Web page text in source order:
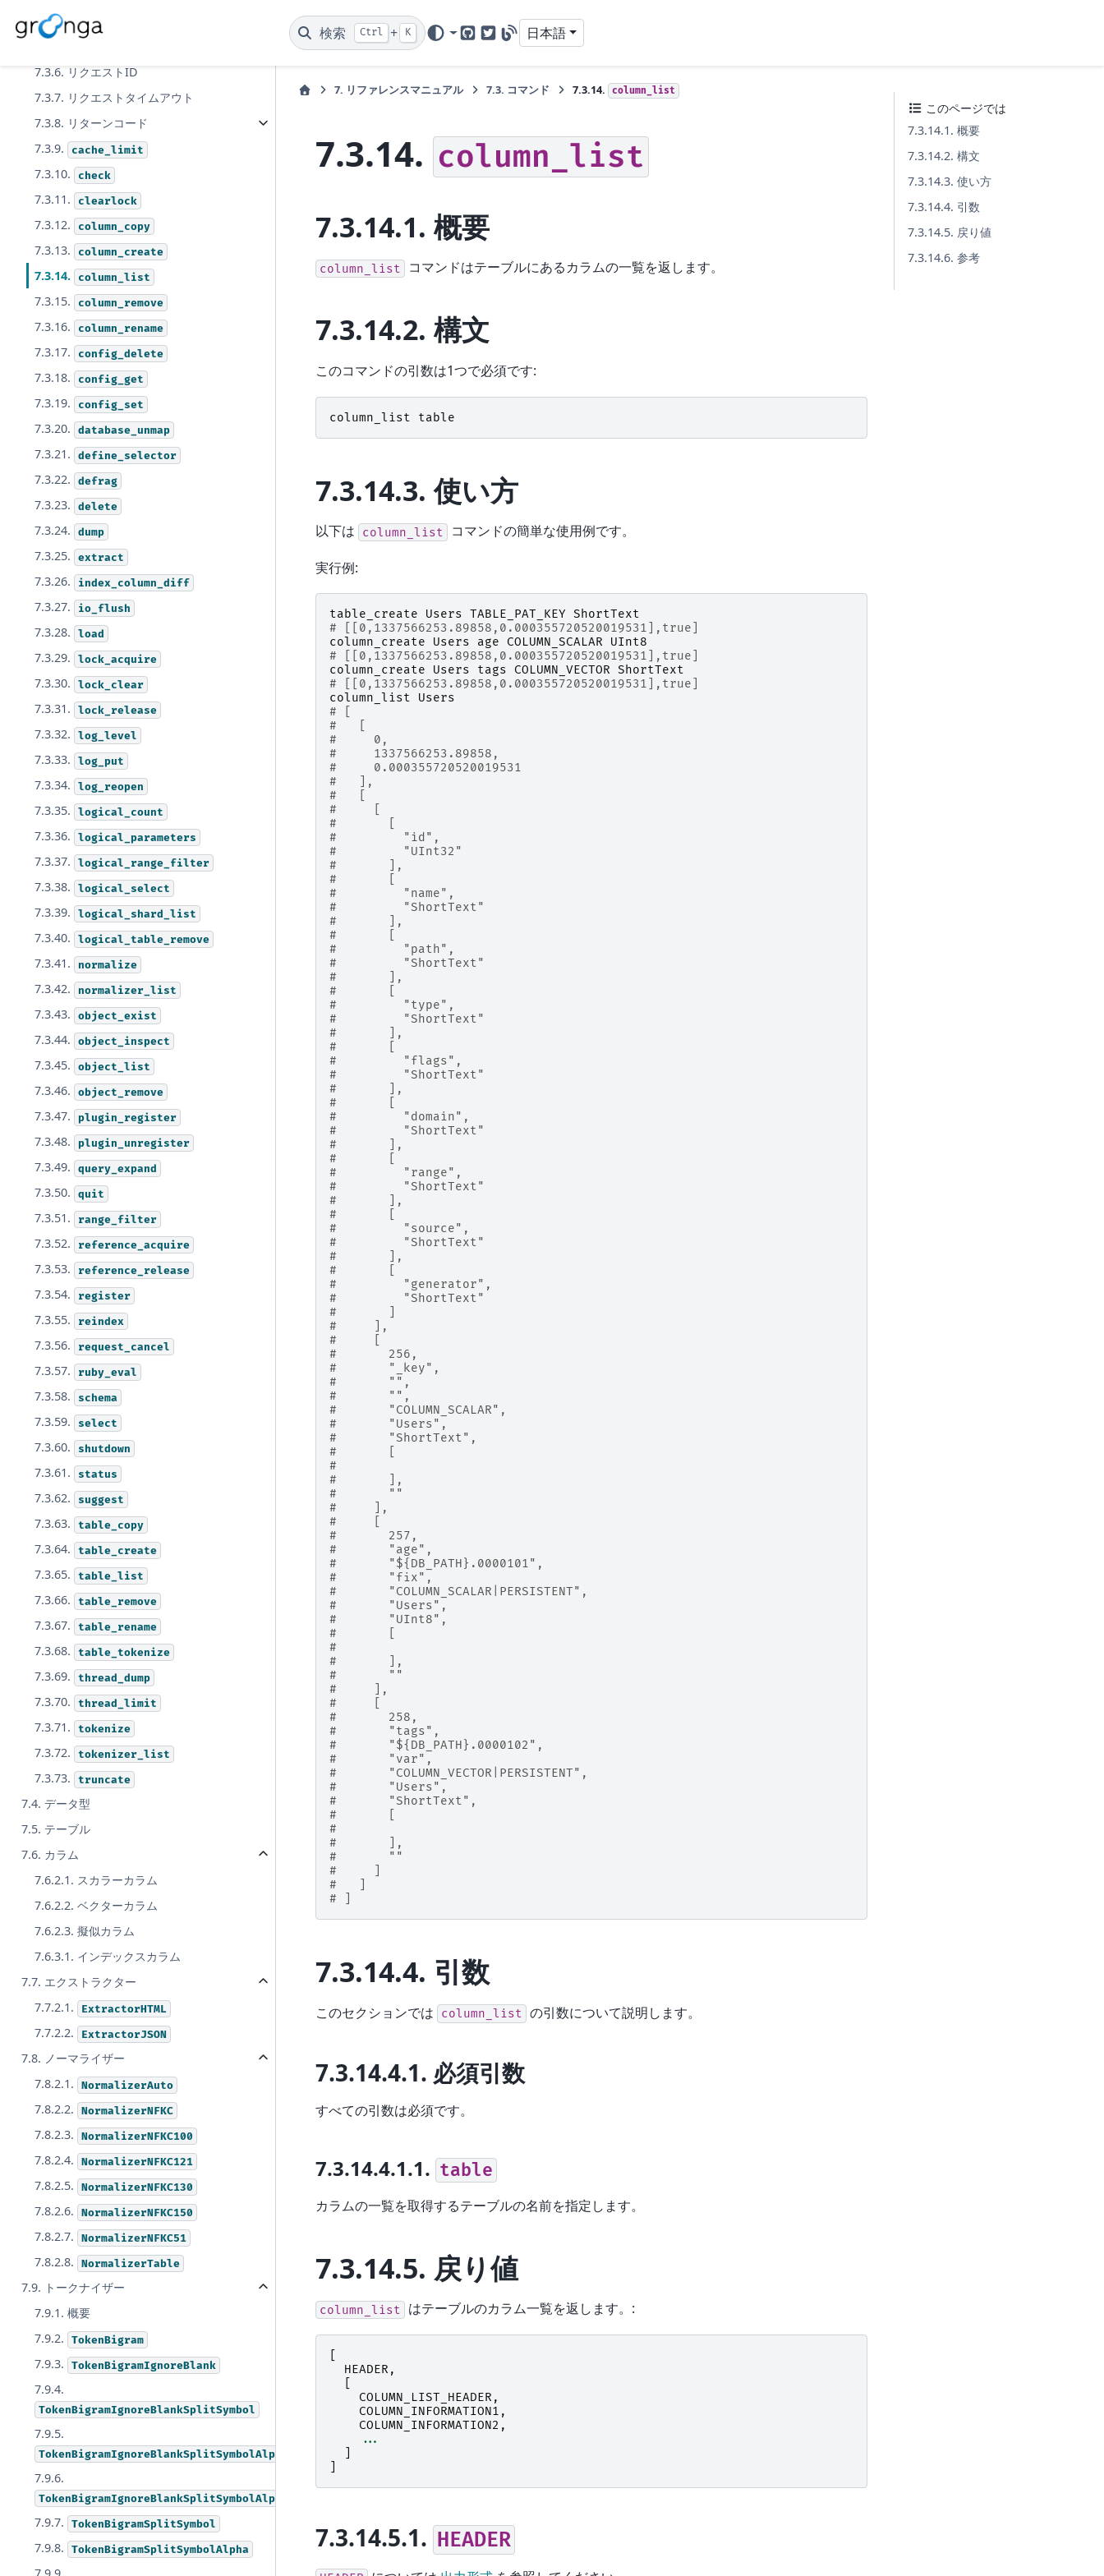
検索 Ctrl + K
GitHubTwitter
Blog
日本語
7.3.4. トレースログの出力
7.3.6. リクエストID
7.3.7. リクエストタイムアウト
7.3.8. リターンコード
7.3.9.
cache_limit
7.3.10. check
7.3.11. clearlock
7.3.12. column_copy
7.3.13. column_create
7.3.14. column_list
7.3.15. column_remove
7.3.16. column_rename
7.3.17. config_delete
7.3.18. config_get
7.3.19. config_set
7.3.20. database_unmap
7.3.21. define_selector
7.3.22. defrag
7.3.23. delete
7.3.24. dump
7.3.25. extract
7.3.26. index_column_diff
7.3.27. io_flush
7.3.28. load
7.3.29. lock_acquire
7.3.30. lock_clear
7.3.31. lock_release
7.3.32. log_level
7.3.33. log_put
7.3.34. log_reopen
7.3.35. logical_count
7.3.36. logical_parameters
7.3.37. logical_range_filter
7.3.38. logical_select
7.3.39. logical_shard_list
7.3.40. logical_table_remove
7.3.41. normalize
7.3.42. normalizer_list
7.3.43. object_exist
7.3.44. object_inspect
7.3.45. object_list
7.3.46. object_remove
7.3.47. plugin_register
7.3.48. plugin_unregister
7.3.49. query_expand
7.3.50. quit
7.3.51. range_filter
7.3.52. reference_acquire
7.3.53. reference_release
7.3.54. register
7.3.55. reindex
7.3.56. request_cancel
7.3.57. ruby_eval
7.3.58. schema
7.3.59. select
7.3.60. shutdown
7.3.61. status
7.3.62. suggest
7.3.63. table_copy
7.3.64. table_create
7.3.65. table_list
7.3.66. table_remove
7.3.67. table_rename
7.3.68. table_tokenize
7.3.69. thread_dump
7.3.70. thread_limit
7.3.71. tokenize
7.3.72. tokenizer_list
7.3.73. truncate
7.4. データ型
7.5. テーブル
7.6. カラム
7.6.2.1. スカラーカラム
7.6.2.2. ベクターカラム
7.6.2.3. 擬似カラム
7.6.3.1. インデックスカラム
7.7. エクストラクター
7.7.2.1.
ExtractorHTML
7.7.2.2. ExtractorJSON
7.8. ノーマライザー
7.8.2.1.
NormalizerAuto
7.8.2.2. NormalizerNFKC
7.8.2.3. NormalizerNFKC100
7.8.2.4. NormalizerNFKC121
7.8.2.5. NormalizerNFKC130
7.8.2.6. NormalizerNFKC150
7.8.2.7. NormalizerNFKC51
7.8.2.8. NormalizerTable
7.9. トークナイザー
7.9.1. 概要
7.9.2.
TokenBigram
7.9.3. TokenBigramIgnoreBlank
7.9.4.
TokenBigramIgnoreBlankSplitSymbol
7.9.5.
TokenBigramIgnoreBlankSplitSymbolAlpha
7.9.6.
TokenBigramIgnoreBlankSplitSymbolAlphaDigit
7.9.7. TokenBigramSplitSymbol
7.9.8. TokenBigramSplitSymbolAlpha
7. リファレンスマニュアル 7.3. コマンド 7.3.14. column_list
7.3.14. column_list
7.3.14.1.概要
column_list コマンドはテーブルにあるカラムの一覧を返します。
7.3.14.2. 構文
このコマンドの引数は1つで必須です:
column_list table
7.3.14.3.使い方
以下は column_list コマンドの簡単な使用例です。
実行例:
table_create Users TABLE_PAT_KEY ShortText
# [[0,1337566253.89858,0.000355720520019531],true]
column_create
Users age COLUMN_SCALAR
UInt8
# [[0,1337566253.89858,0.000355720520019531],true]
column_create
Users tags COLUMN_VECTOR ShortText
# [[0,1337566253.89858,0.000355720520019531],true]
column_list
Users
# [
#   [
#     0,
#     1337566253.89858,
#     0.000355720520019531
#   ],
#   [
#     [
#       [
#         "id",
#         "UInt32"
#       ],
#       [
#         "name",
#         "ShortText"
#       ],
#       [
#         "path",
#         "ShortText"
#       ],
#       [
#         "type",
#         "ShortText"
#       ],
#       [
#         "flags",
#         "ShortText"
#       ],
#       [
#         "domain",
#         "ShortText"
#       ],
#       [
#         "range",
#         "ShortText"
#       ],
#       [
#         "source",
#         "ShortText"
#       ],
#       [
#         "generator",
#         "ShortText"
#       ]
#     ],
#     [
#       256,
#       "_key",
#       "",
#       "",
#       "COLUMN_SCALAR",
#       "Users",
#       "ShortText",
#       [
#
#       ],
#       ""
#     ],
#     [
#       257,
#       "age",
#       "${DB_PATH}.0000101",
#       "fix",
#       "COLUMN_SCALAR|PERSISTENT",
#       "Users",
#       "UInt8",
#       [
#
#       ],
#       ""
#     ],
#     [
#       258,
#       "tags",
#       "${DB_PATH}.0000102",
#       "var",
#       "COLUMN_VECTOR|PERSISTENT",
#       "Users",
#       "ShortText",
#       [
#
#       ],
#       ""
#     ]
#   ]
# ]
7.3.14.4. 引数
このセクションでは column_list の引数について説明します。
7.3.14.4.1. 必須引数
すべての引数は必須です。
7.3.14.4.1.1. table
カラムの一覧を取得するテーブルの名前を指定します。
7.3.14.5. 戻り値
column_list はテーブルのカラム一覧を返します。:
HEADER ,
COLUMN_LIST_HEADER ,
COLUMN_INFORMATION1 ,
COLUMN_INFORMATION2 ,
...
7.3.14.5.1. HEADER
このページでは
7.3.14.1. 概要
7.3.14.2. 構文
7.3.14.3. 使い方
7.3.14.4. 引数
7.3.14.5. 戻り値
7.3.14.6. 参考